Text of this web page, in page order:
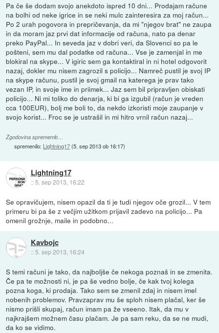
Pa če še dodam svojo anekdoto ispred 10 dni... Prodajam račune
na bolhi od neke igrice in se neki mulc zainteresira za moj račun...
Po 2 urah pogovora in prepričevanja, da mi "njegov brat" ne zaupa
in da moram jaz prvi dat informacije od računa, nato pa denar
preko PayPal... In seveda jaz v dobri veri, da Slovenci so pa le
pošteni, sem mu dal podatke od računa... Vse je zamenjal in me
blokiral na skype... V igiric sem ga kontaktiral in ni hotel odgovorit
nazaj, dokler mu nisem zagrozil s policijo... Namreč pustil je svoj IP
na skype računu, pustil je svoj gmail na katerega je prav tako
vezan IP, in svoje ime in priimek... Jaz sem bil pripravljen obiskati
policijo... Ni mi toliko do denarja, ki bi ga izgubil (račun je vreden
cca 100EUR), bolj me boli to, da nekdo izkoristi moje zaupanje v
svojo korist... Froc se je ustrašil in mi hitro vrnil račun nazaj...
Zgodovina sprememb…
spremenilo: Lightning17(5. sep 2013 ob 16:17)
Lightning17
::5. sep 2013, 16:22
Se opravičujem, nisem opazil da ti je tudi njegov oče grozil... V tem
primeru bi pa še z večjim užitkom prijavil zadevo na policijo... Pa
omenil grožnje, maile in podobno...
Kavbojc
:: 5. sep 2013, 16:24
S temi računi je tako, da najboljše če nekoga poznaš in se zmenita.
Če pa te možnosti ni, je pa še vedno bolje, če kak tvoj kolega
pozna koga, ki prodaja. Tako sem se zmenil zdaj in nisem imel
nobenih problemov. Pravzaprav mu še sploh nisem plačal, ker še
nismo prišli skupaj, račun imam pa že vseeno. Itak, da mu v
najkrajšem možnem času plačam. Je pa sam reku, da se ne mudi,
da ko se vidimo.